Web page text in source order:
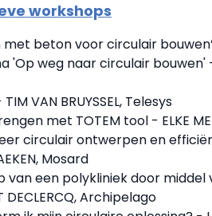
workshops
beton voor circulair
weg naar circulair bouwen' -
VAN BRUYSSEL, Telesys
met TOTEM tool - ELKE
circulair ontwerpen en
Mosard
een polykliniek door middel
Archipelago